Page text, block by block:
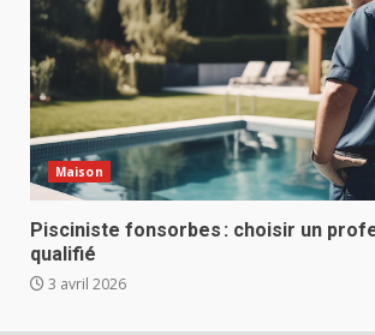
Maison
Pisciniste fonsorbes : choisir un
qualifié
3 avril 2026